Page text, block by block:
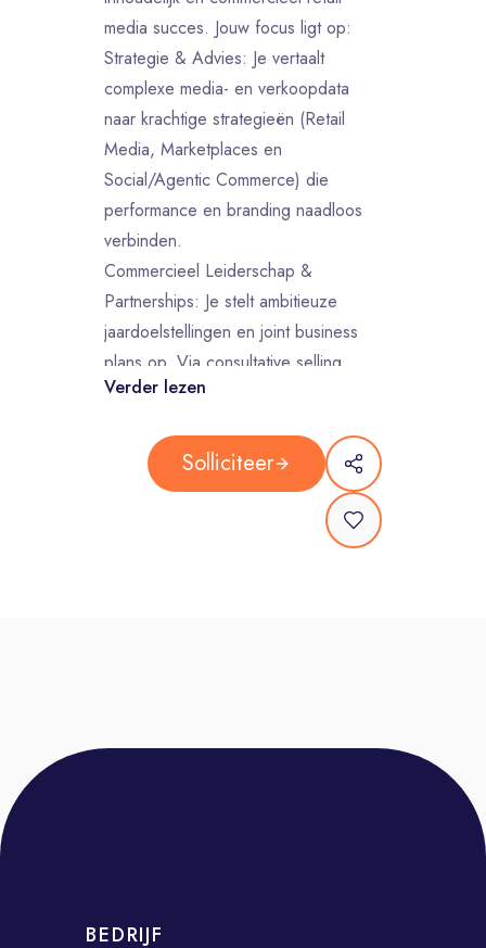
media succes. Jouw focus ligt op:
Strategie & Advies: Je vertaalt
complexe media- en verkoopdata
naar krachtige strategieën (Retail
Media, Marketplaces en
Social/Agentic Commerce) die
performance en branding naadloos
verbinden.
Commercieel Leiderschap &
Partnerships: Je stelt ambitieuze
jaardoelstellingen en joint business
plans op. Via consultative selling
ontwikkel en presenteer je
verwachtingen van onze A-merken
overtreffen.
Campagneregie: Je behoudt het
practices om je omgeving te
2 tot 5 jaar werkervaring in een
Verder lezen
Solliciteer
BEDRIJF